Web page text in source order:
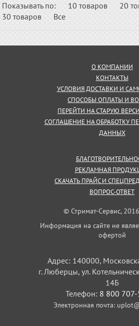
Показывать по: 10 товаров
20
30 товаров
Все
О КОМПАНИИ
КОНТАКТЫ
УСЛОВИЯ ДОСТАВКИ И
СПОСОБЫ ОПЛАТЫ И
ПЕРЕЙТИ НА СТАРУЮ
СОГЛАШЕНИЕ НА ОБРАБОТКУ
ДАННЫХ
РЕКЛАМНАЯ
СКАЧАТЬ ПРАЙС И
ВОПРОС-ОТВЕТ
© Стримат-Сервис,
Информация на сайте не
офертой
Адрес: 140000,
г. Люберцы, ул.
14Б
Телефон: 8 800
Электронная почта: